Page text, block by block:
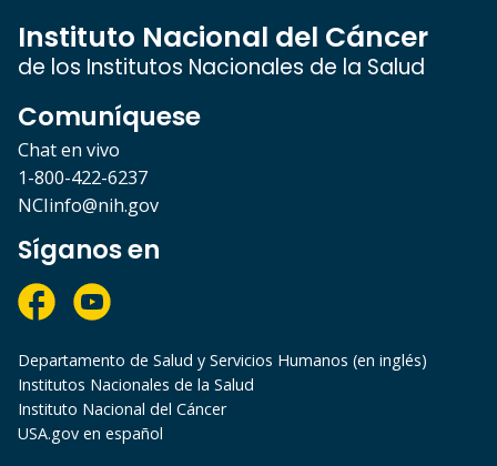
Instituto Nacional del Cáncer
de los Institutos Nacionales de la Salud
Comuníquese
Chat en vivo
1-800-422-6237
NCIinfo@nih.gov
Síganos en
Departamento de Salud y Servicios Humanos (en inglés)
Institutos Nacionales de la Salud
Instituto Nacional del Cáncer
USA.gov en español